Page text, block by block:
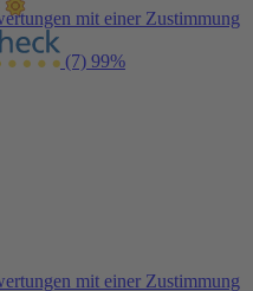
mit einer Zustimmung
(7) 99%
mit einer Zustimmung